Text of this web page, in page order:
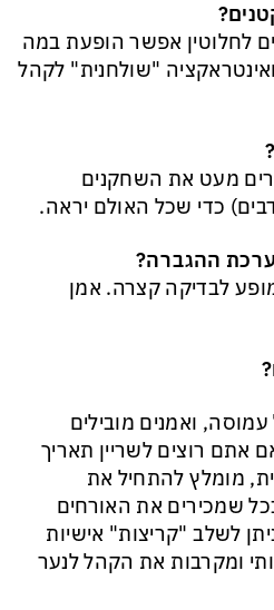
?
לחלוטין אפשר הופעת במה
של 70 איש ואינטראקציה "שולחנית" לקהל
?
מעט את השחקנים
כדי שכל האולם יראה.
ההגברה?
המופע לבדיקה קצרה. אמן
?
ואמנים מובילים
אתם רוצים לשריין תאריך
מומלץ להתחיל את
שמכירים את האורחים
לשלב "קריצות" אישיות
ומקרבות את הקהל לנער